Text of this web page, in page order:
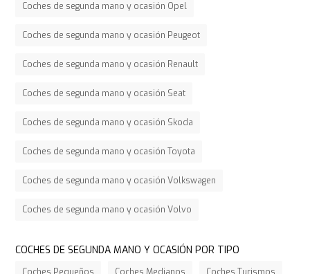
Coches de segunda mano y ocasión Opel
Coches de segunda mano y ocasión Peugeot
Coches de segunda mano y ocasión Renault
Coches de segunda mano y ocasión Seat
Coches de segunda mano y ocasión Skoda
Coches de segunda mano y ocasión Toyota
Coches de segunda mano y ocasión Volkswagen
Coches de segunda mano y ocasión Volvo
COCHES DE SEGUNDA MANO Y OCASIÓN POR TIPO
Coches Pequeños Coches Medianos Coches Turismos